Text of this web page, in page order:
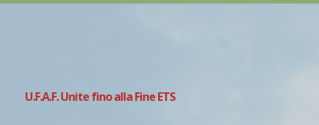
U.F.A.F. Unite fino alla Fine ETS